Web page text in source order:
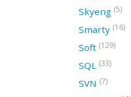
Skyeng (5)
Smarty (16)
Soft (129)
SQL (33)
SVN (7)